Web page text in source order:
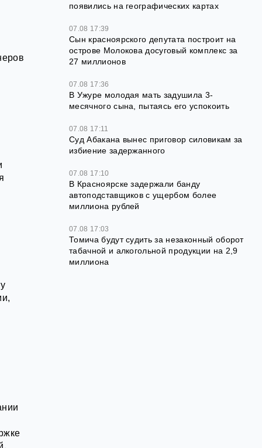
появились на географических картах
07.08 17:39
Сын красноярского депутата построит на
острове Молокова досуговый комплекс за
27 миллионов
07.08 17:36
В Ужуре молодая мать задушила 3-
месячного сына, пытаясь его успокоить
07.08 17:11
Суд Абакана вынес приговор силовикам за
избиение задержанного
07.08 17:10
В Красноярске задержали банду
автоподставщиков с ущербом более
миллиона рублей
07.08 17:03
Томича будут судить за незаконный оборот
табачной и алкогольной продукции на 2,9
миллиона